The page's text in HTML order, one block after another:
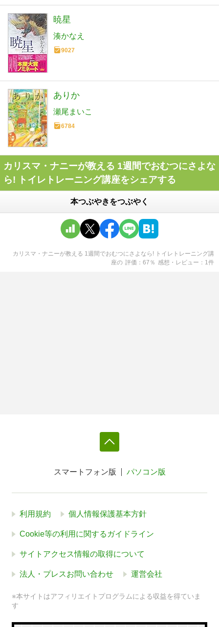
暁星
湊かなえ
9027
ありか
瀬尾まいこ
6784
カリスマ・ナニーが教える 1週間でおむつにさよな
ら! トイレトレーニング講座をシェアする
本つぶやきをつぶやく
カリスマ・ナニーが教える 1週間でおむつにさよなら! トイレトレーニング講
座の 評価 67 ％ 感想・レビュー 1件
スマートフォン版 パソコン版
利用規約 個人情報保護基本方針
Cookie等の利用に関するガイドライン
サイトアクセス情報の取得について
法人・プレスお問い合わせ 運営会社
※本サイトはアフィリエイトプログラムによる収益を得ていま
す